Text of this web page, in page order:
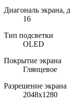
Диагональ
16
Тип подсветки
OLED
Покрытие экрана
Глянцевое
Разрешение экрана
2048x1280